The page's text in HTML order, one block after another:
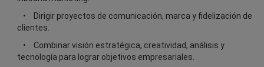
Dirigir proyectos de comunicación, marca y fidelización de
clientes.
Combinar visión estratégica, creatividad, análisis y
tecnología para lograr objetivos empresariales.